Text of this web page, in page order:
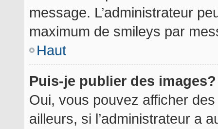
message. L’administrateur
maximum de smileys par
Haut
Puis-je publier des images?
Oui, vous pouvez afficher
ailleurs, si l’administrateur a